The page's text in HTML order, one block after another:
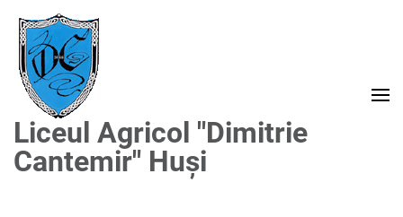
conținut
(apasă
Enter)
Liceul Agricol "Dimitrie
Cantemir" Huși